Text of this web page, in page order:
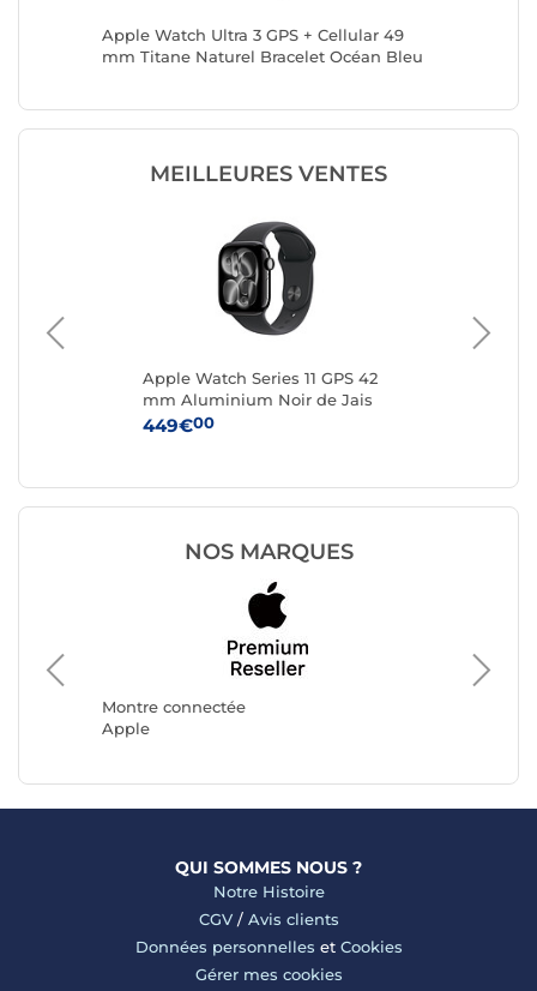
Apple Watch Ultra 3 GPS + Cellular 49
mm Titane Naturel Bracelet Océan Bleu
MEILLEURES VENTES
Apple Watch Series 11 GPS 42
mm Aluminium Noir de Jais
Bracelet Sport Noir S/M
449€00
NOS MARQUES
Montre connectée
Apple
Montre
Avizar
QUI SOMMES NOUS ?
Notre Histoire
CGV/ Avis clients
Données personnelles et Cookies
Gérer mes cookies